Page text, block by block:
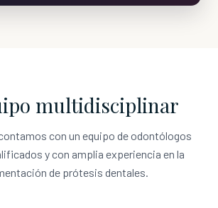
multidisciplinar
con un equipo de odontólogos
y con amplia experiencia en la
de prótesis dentales.